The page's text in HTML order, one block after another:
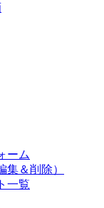
ーム
集＆削除）
一覧